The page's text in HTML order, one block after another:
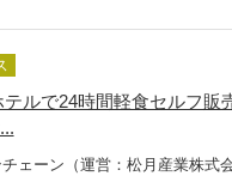
テルで24時間軽食セルフ
ェーン（運営：松月産業株式